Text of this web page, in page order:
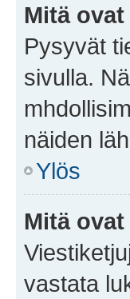
Mitä
Pysyvät
sivulla.
näiden
Ylös
Mitä
vastata